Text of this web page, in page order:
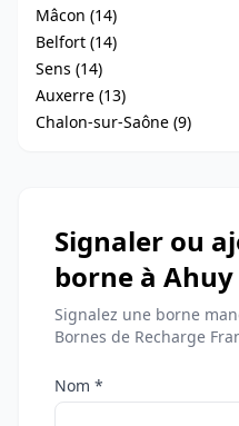
Mâcon (14)
Belfort (14)
Sens (14)
Auxerre (13)
Chalon-sur-Saône (9)
Signaler ou
borne à Ahuy
Signalez une borne
Bornes de Recharge
Nom *